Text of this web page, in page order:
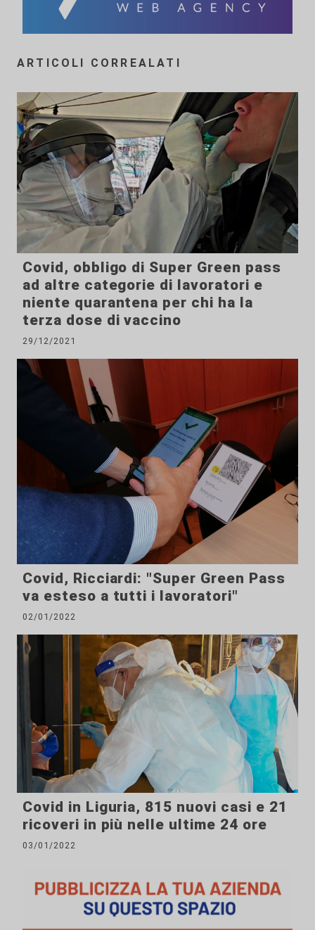
ARTICOLI CORREALATI
Covid, obbligo di Super Green pass
ad altre categorie di lavoratori e
niente quarantena per chi ha la
terza dose di vaccino
29/12/2021
Covid, Ricciardi: "Super Green Pass
va esteso a tutti i lavoratori"
02/01/2022
Covid in Liguria, 815 nuovi casi e 21
ricoveri in più nelle ultime 24 ore
03/01/2022